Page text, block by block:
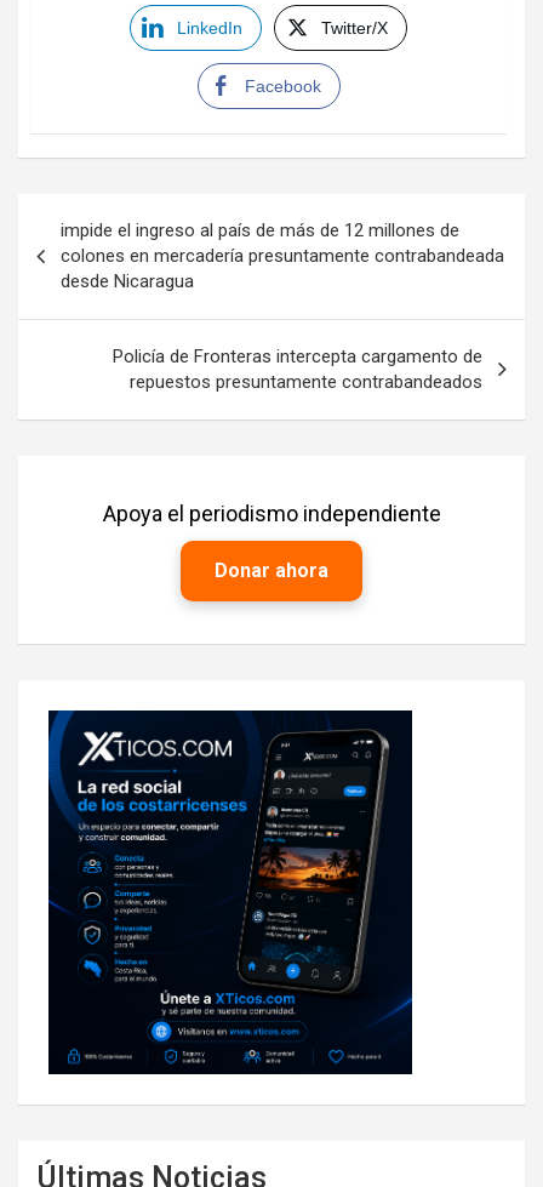
LinkedIn Twitter/X
Facebook
de
entradas
impide el ingreso al país de más de 12 millones de
colones en mercadería presuntamente contrabandeada
desde Nicaragua
Policía de Fronteras intercepta cargamento de
repuestos presuntamente contrabandeados
Apoya el periodismo independiente
Donar ahora
Últimas Noticias